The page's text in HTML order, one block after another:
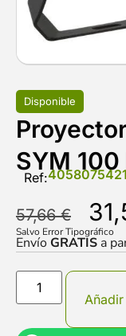
Disponible
SYM
Ref:
57,66€
Salvo Error Tipográfico
EnvíoGRATIS a